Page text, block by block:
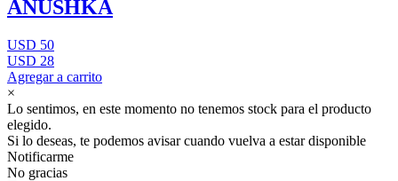
ANUSHKA
USD 50
USD 28
Agregar a carrito
×
Lo sentimos, en este momento no tenemos stock para el producto
elegido.
Si lo deseas, te podemos avisar cuando vuelva a estar disponible
Notificarme
No gracias